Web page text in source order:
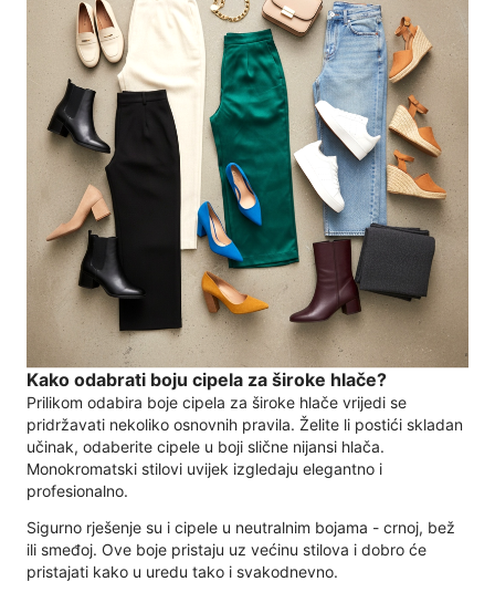
Kako odabrati boju cipela za široke hlače?
Prilikom odabira boje cipela za široke hlače vrijedi se
pridržavati nekoliko osnovnih pravila. Želite li postići skladan
učinak, odaberite cipele u boji slične nijansi hlača.
Monokromatski stilovi uvijek izgledaju elegantno i
profesionalno.
Sigurno rješenje su i cipele u neutralnim bojama - crnoj, bež
ili smeđoj. Ove boje pristaju uz većinu stilova i dobro će
pristajati kako u uredu tako i svakodnevno.